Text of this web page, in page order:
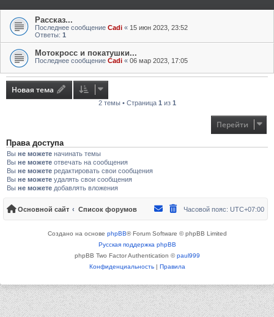
Рассказ...
Последнее сообщение Cadi « 15 июн 2023, 23:52
Ответы: 1
Мотокросс и покатушки...
Последнее сообщение Cadi « 06 мар 2023, 17:05
Новая тема
2 темы • Страница 1 из 1
Перейти
Права доступа
Вы не можете начинать темы
Вы не можете отвечать на сообщения
Вы не можете редактировать свои сообщения
Вы не можете удалять свои сообщения
Вы не можете добавлять вложения
Основной сайт Список форумов Часовой пояс: UTC+07:00
Создано на основе phpBB® Forum Software © phpBB Limited
Русская поддержка phpBB
phpBB Two Factor Authentication ©paul999
Конфиденциальность| Правила